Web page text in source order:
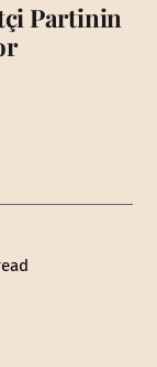
Partinin